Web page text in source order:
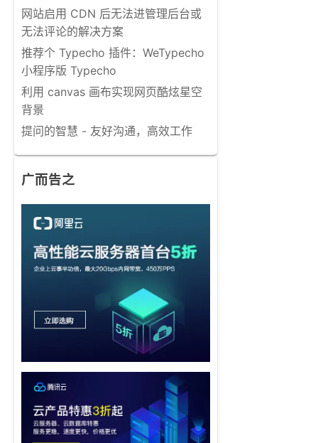
网站启用 CDN 后无法进管理后台或
无法评论的解决方案
推荐个 Typecho 插件：WeTypecho
小程序版 Typecho
利用 canvas 画布实现网页酷炫星空
背景
提问的智慧 - 友好沟通，高效工作
广而告之